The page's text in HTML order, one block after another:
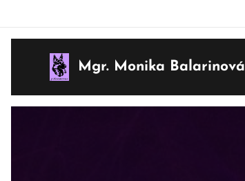
Mgr. Monika Balarinová